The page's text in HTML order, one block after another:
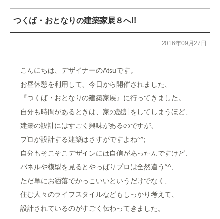
つくば・おとなりの建築家展８へ!!
2016年09月27日
こんにちは、デザイナーのAtsuです。
お昼休憩を利用して、今日から開催されました、
『つくば・おとなりの建築家展』に行ってきました。
自分も時間があるときは、家の設計をしてしまうほど、
建築の設計にはすごく興味があるのですが、
プロが設計する建築はさすがですよね^^;
自分もそこそこデザインには自信があったんですけど、
パネルや模型を見るとやっぱりプロは全然違う^^;
ただ単にお洒落でかっこいいというだけでなく、
住む人々のライフスタイルなどもしっかり考えて、
設計されているのがすごく伝わってきました。